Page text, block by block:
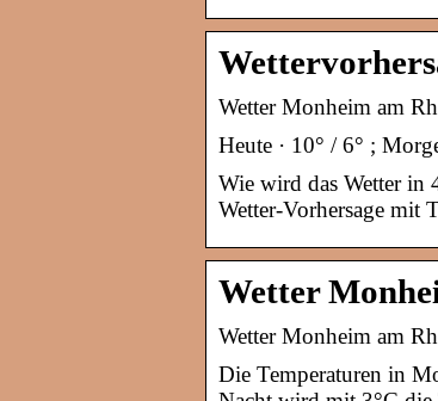
Wetter Monheim am
Heute · 10° / 6° ;
Wie wird das Wetter in
Wetter-Vorhersage mit
Wetter
Wetter Monheim am
Die Temperaturen in